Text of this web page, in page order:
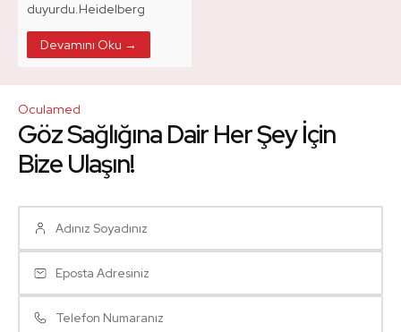
duyurdu.Heidelberg
Engineering bugün,
tamamen dijital cerrahi
şirketin küresel satış gücü
ve dağıtım ağı aracılığıyla
piyasaya sürüleceğini
açıkladı. Heidelberg,
Devamını Oku →
Oculamed
Göz Sağlığına Dair Her Şey İçin
Bize Ulaşın!